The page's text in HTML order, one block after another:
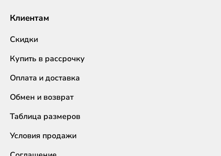
Клиентам
Скидки
Купить в рассрочку
Оплата и доставка
Обмен и возврат
Таблица размеров
Условия продажи